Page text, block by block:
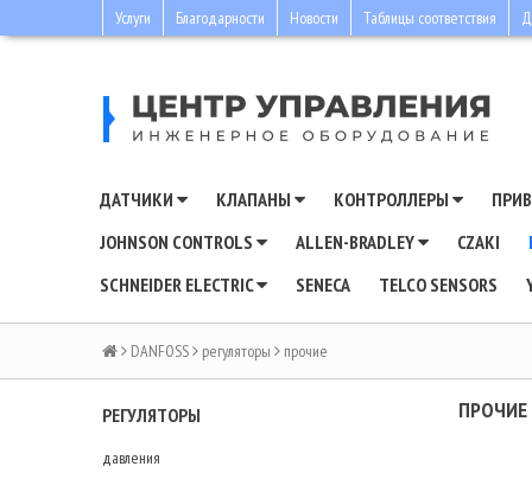
Услуги Благодарности Новости Таблицы соответствия
ДАТЧИКИ КЛАПАНЫ КОНТРОЛЛЕРЫ
JOHNSON CONTROLS
ALLEN-BRADLEY CZAKI
SCHNEIDER ELECTRIC
SENECA TELCO SENSORS
DANFOSS регуляторы прочие
РЕГУЛЯТОРЫ
давления
ПРОЧИЕ